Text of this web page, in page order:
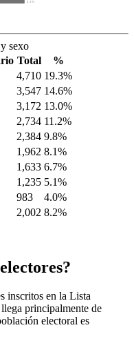
4.1%
sexo
Total
%
4,710 19.3%
3,547 14.6%
3,172 13.0%
2,734 11.2%
2,384 9.8%
1,962 8.1%
1,633 6.7%
1,235 5.1%
983
4.0%
2,002 8.2%
electores?
inscritos en la Lista
principalmente de
electoral es